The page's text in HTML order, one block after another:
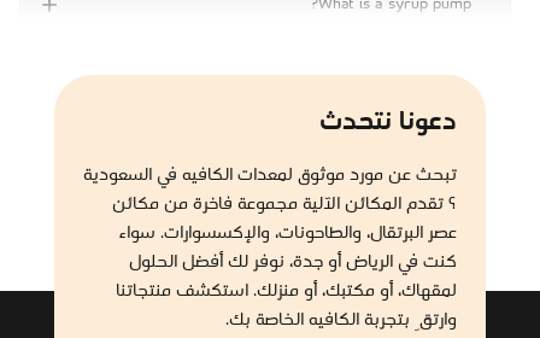
دعونا نتحدث
تبحث عن مورد موثوق لمعدات الكافيه في السعودية
؟ تقدم المكائن الآلية مجموعة فاخرة من مكائن
عصر البرتقال، والطاحونات، والإكسسوارات. سواء
كنت في الرياض أو جدة، نوفر لك أفضل الحلول
لمقهاك، أو مكتبك، أو منزلك. استكشف منتجاتنا
وارتقِ بتجربة الكافيه الخاصة بك.